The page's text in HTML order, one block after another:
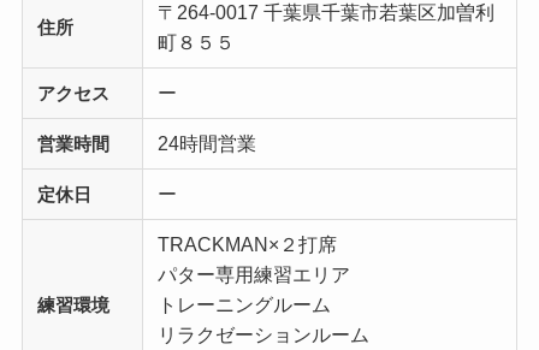
住所
〒264-0017 千葉県千葉市若葉区加曽利
町８５５
アクセス ー
営業時間 24時間営業
定休日 ー
練習環境
TRACKMAN×２打席
パター専用練習エリア
トレーニングルーム
リラクゼーションルーム